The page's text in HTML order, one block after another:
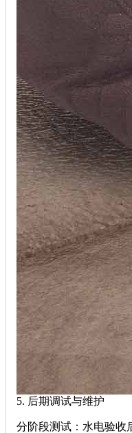
5. 后期调试与维护‌
分阶段测试‌：水电验收